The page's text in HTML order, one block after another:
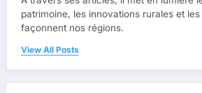
patrimoine, les innovations rurales et
façonnent nos régions.
View All Posts